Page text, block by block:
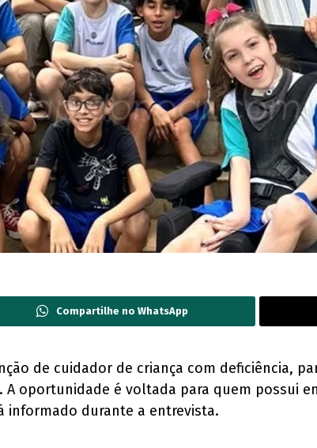
Compartilhe no WhatsApp
de cuidador de criança com deficiência,
oportunidade é voltada para quem possui
informado durante a entrevista.